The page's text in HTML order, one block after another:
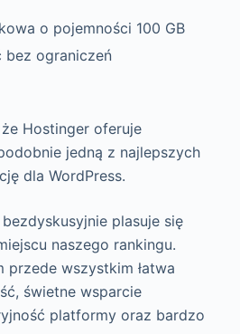
o pojemności 100 GB
bez ograniczeń
Hostinger oferuje
jedną z najlepszych
dla WordPress.
plasuje się
naszego rankingu.
przede wszystkim łatwa
świetne wsparcie
platformy oraz bardzo